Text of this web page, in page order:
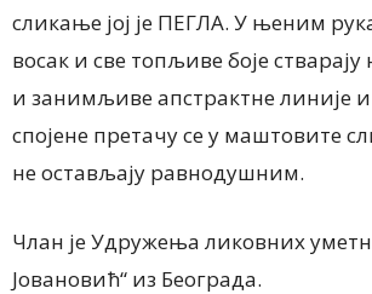
сликање јој је ПЕГЛА. У њеним
восак и све топљиве боје
и занимљиве апстрактне линије
спојене претачу се у маштовите
не остављају равнодушним.
Члан је Удружења ликовних
Јовановић“ из Београда.